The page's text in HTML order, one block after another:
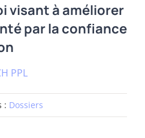
visant à améliorer
par la confiance
PPL
: Dossiers